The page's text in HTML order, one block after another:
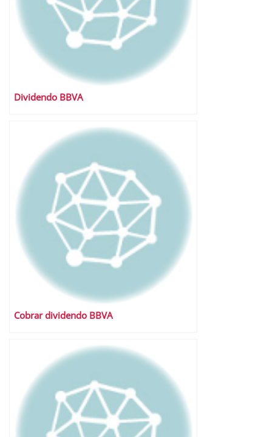
Dividendo BBVA
Cobrar dividendo BBVA